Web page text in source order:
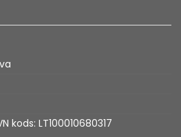
kods: LT100010680317